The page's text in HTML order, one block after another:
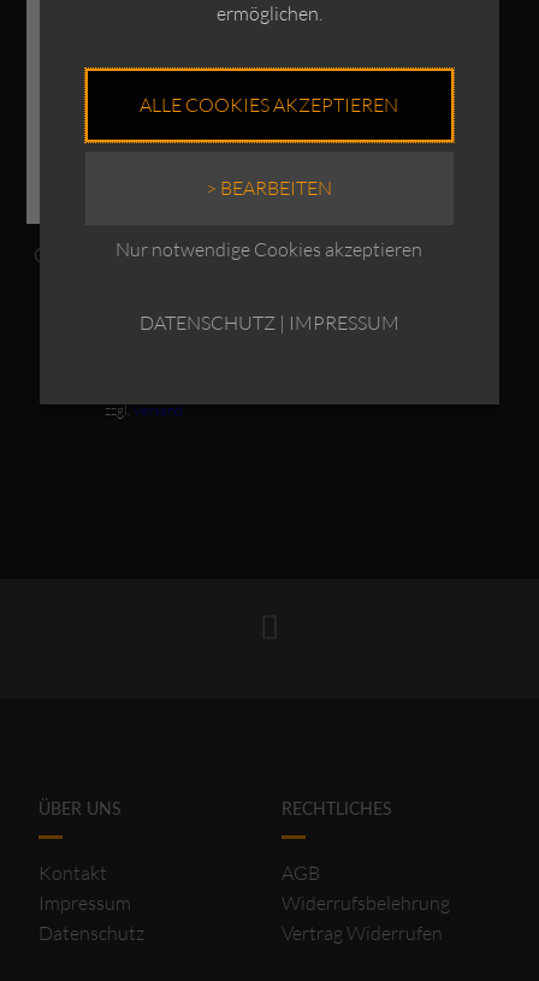
OSKA Bluse Liska / 100%
229,00 Ursprünglicher
Preis
Aktueller
€169,00.
zzgl.Versand
ÜBER UNS
Kontakt
Impressum
Datenschutz
RECHTLICHES
AGB
Widerrufsbelehrung
Vertrag Widerrufen
ermöglichen.
ALLE COOKIES AKZEPTIEREN
> BEARBEITEN
Nur notwendige Cookies akzeptieren
DATENSCHUTZ | IMPRESSUM